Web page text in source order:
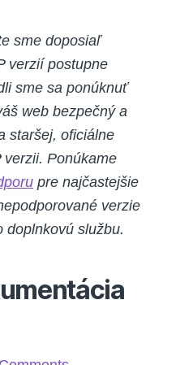
sme doposiaľ
verzií postupne
sme sa ponúknuť
web bezpečný a
staršej, oficiálne
verzii. Ponúkame
pre najčastejšie
verzie
doplnkovú službu.